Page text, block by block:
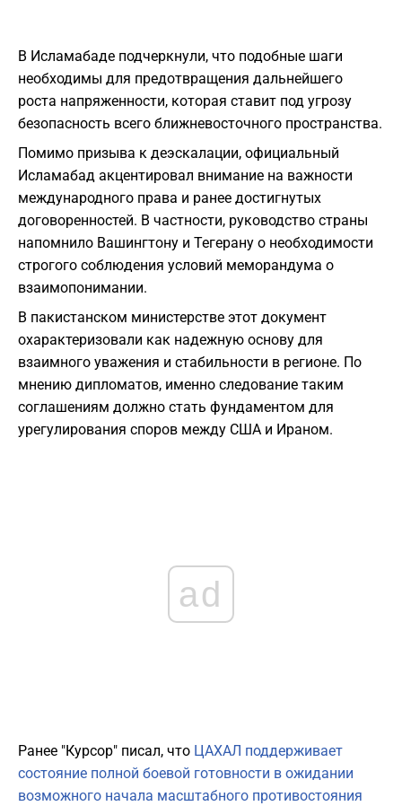
В Исламабаде подчеркнули, что подобные шаги
необходимы для предотвращения дальнейшего
роста напряженности, которая ставит под угрозу
безопасность всего ближневосточного пространства.
​Помимо призыва к деэскалации, официальный
Исламабад акцентировал внимание на важности
международного права и ранее достигнутых
договоренностей. В частности, руководство страны
напомнило Вашингтону и Тегерану о необходимости
строгого соблюдения условий меморандума о
взаимопонимании.
В пакистанском министерстве этот документ
охарактеризовали как надежную основу для
взаимного уважения и стабильности в регионе. По
мнению дипломатов, именно следование таким
соглашениям должно стать фундаментом для
урегулирования споров между США и Ираном.
ad
Ранее "Курсор" писал, что ЦАХАЛ поддерживает
состояние полной боевой готовности в ожидании
возможного начала масштабного противостояния